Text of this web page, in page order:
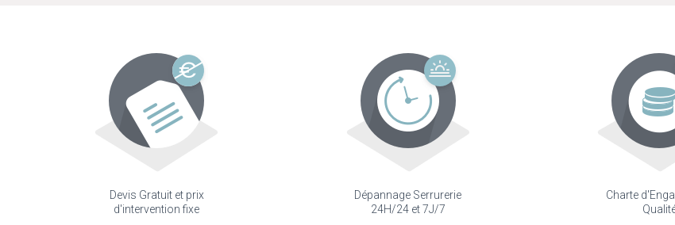
Devis Gratuit et prix
d'intervention fixe
Dépannage Serrurerie
24H/24 et 7J/7
Charte